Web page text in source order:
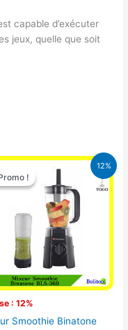
capable d’exécuter
jeux, quelle que soit
12%
!
: 12%
!
Smoothie Binatone
Le
prix
initial
était :
25.000 CFA.
Le
prix
actuel
est :